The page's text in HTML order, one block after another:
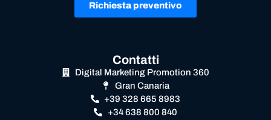
Richiesta preventivo
Contatti
Digital Marketing Promotion 360
Gran Canaria
+39 328 665 8983
+34 638 800 840